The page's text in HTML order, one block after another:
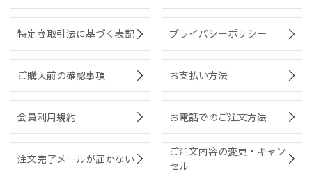
特定商取引法に基づく表記 プライバシーポリシー
ご購入前の確認事項 お支払い方法
会員利用規約 お電話でのご注文方法
注文完了メールが届かない
ご注文内容の変更・キャン
セル